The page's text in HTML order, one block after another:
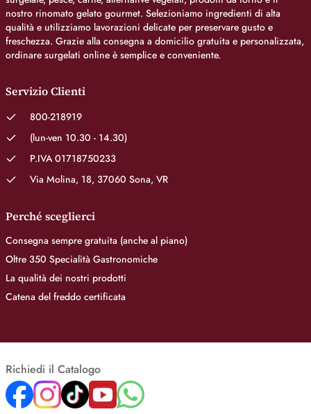
nostro rinomato gelato gourmet. Selezioniamo ingredienti di alta
qualità e utilizziamo lavorazioni delicate per preservare gusto e
freschezza. Grazie alla consegna a domicilio gratuita e personalizzata,
ordinare surgelati online è semplice e conveniente.
Servizio Clienti
800-218919
(lun-ven 10.30 - 14.30)
P.IVA 01718750233
Via Molina, 18, 37060 Sona, VR
Perché sceglierci
Consegna sempre gratuita (anche al piano)
Oltre 350 Specialità Gastronomiche
La qualità dei nostri prodotti
Catena del freddo certificata
Richiedi il Catalogo